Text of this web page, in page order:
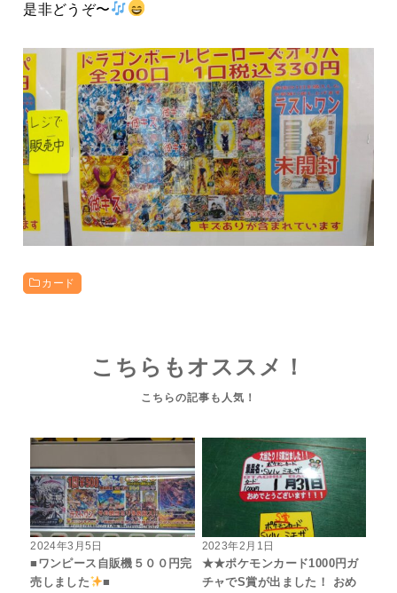
是非どうぞ〜
カード
こちらもオススメ！
2024年3月5日
■ワンピース自販機５００円完
売しました
■
2023年2月1日
★★ポケモンカード1000円ガ
チャでS賞が出ました！ おめ